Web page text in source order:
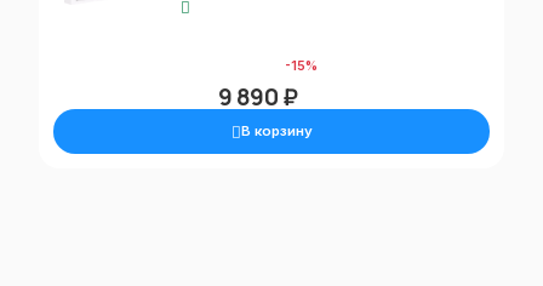
-15%
9 890 ₽
В корзину